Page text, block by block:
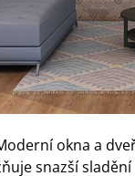
okna a
snazší